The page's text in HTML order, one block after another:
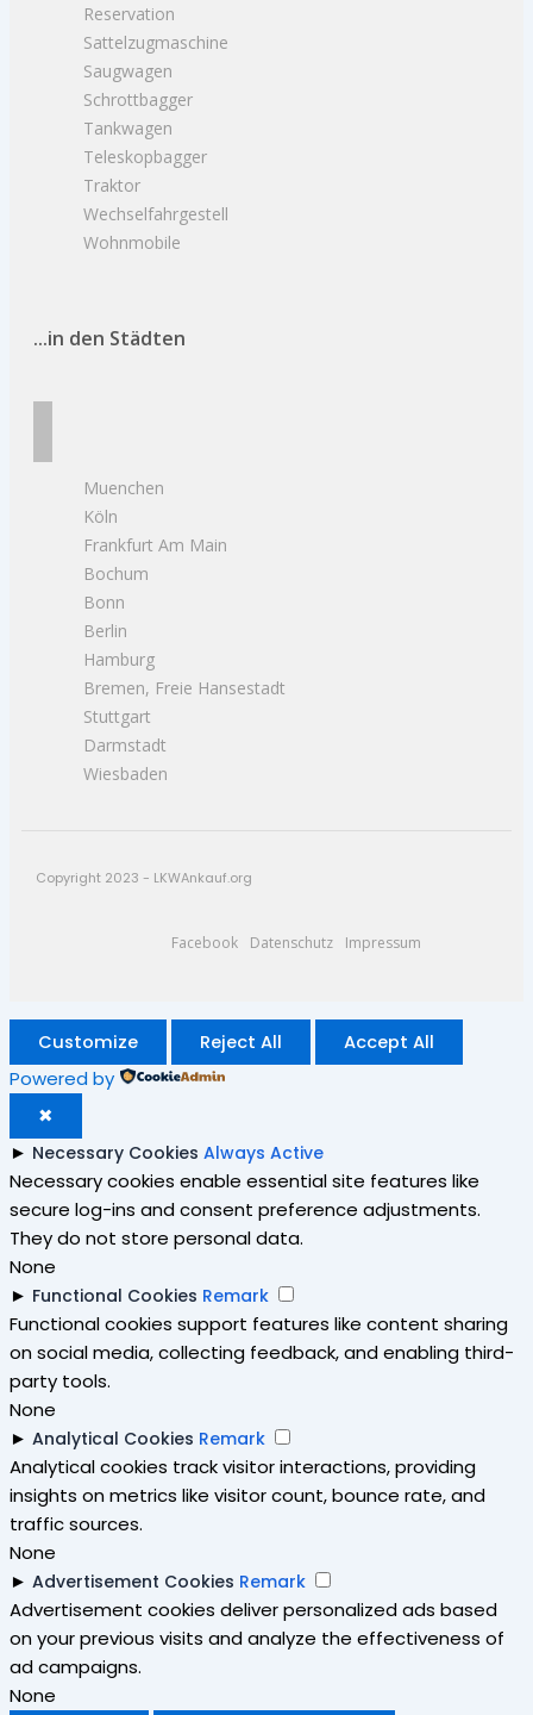
Reservation
Sattelzugmaschine
Saugwagen
Schrottbagger
Tankwagen
Teleskopbagger
Traktor
Wechselfahrgestell
Wohnmobile
...in den Städten
Muenchen
Köln
Frankfurt Am Main
Bochum
Bonn
Berlin
Hamburg
Bremen, Freie Hansestadt
Stuttgart
Darmstadt
Wiesbaden
Copyright 2023 - LKWAnkauf.org
Facebook Datenschutz Impressum
Customize Reject All Accept All
Powered by
✖
► Necessary Cookies Always Active
Necessary cookies enable essential site features like
secure log-ins and consent preference adjustments.
They do not store personal data.
None
► Functional Cookies Remark
Functional cookies support features like content sharing
on social media, collecting feedback, and enabling third-
party tools.
None
► Analytical Cookies Remark
Analytical cookies track visitor interactions, providing
insights on metrics like visitor count, bounce rate, and
traffic sources.
None
► Advertisement Cookies Remark
Advertisement cookies deliver personalized ads based
on your previous visits and analyze the effectiveness of
ad campaigns.
None